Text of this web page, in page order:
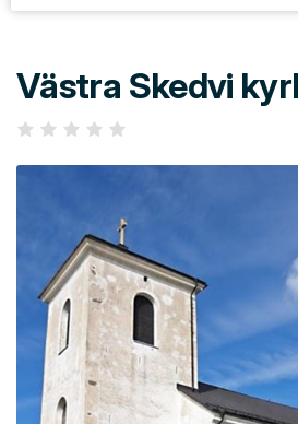
Västra Skedvi